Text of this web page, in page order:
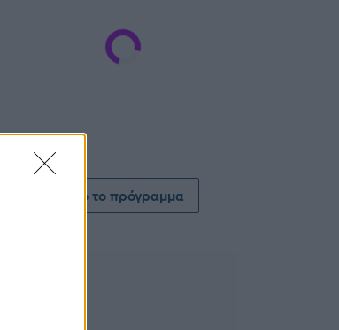
Δείτε όλο το πρόγραμμα